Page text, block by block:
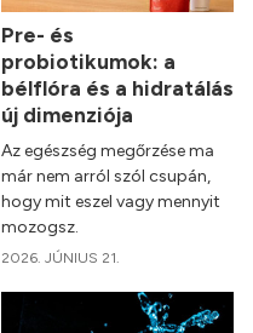
Pre- és
probiotikumok: a
bélflóra és a hidratálás
új dimenziója
Az egészség megőrzése ma
már nem arról szól csupán,
hogy mit eszel vagy mennyit
mozogsz.
2026. JÚNIUS 21.